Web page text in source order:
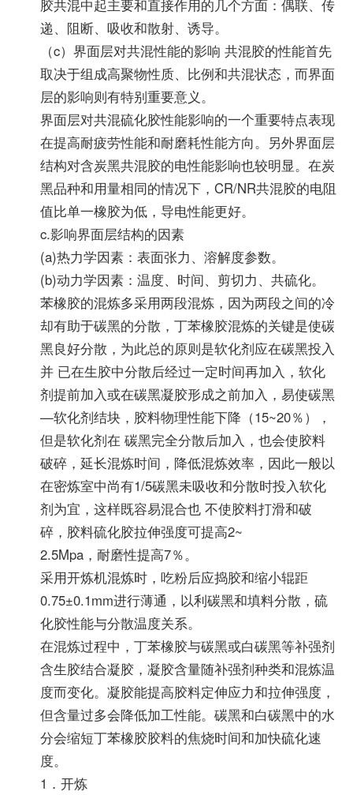
胶共混中起主要和直接作用的几个方面：偶联、传
递、阻断、吸收和散射、诱导。
（c）界面层对共混性能的影响 共混胶的性能首先
取决于组成高聚物性质、比例和共混状态，而界面
层的影响则有特别重要意义。
界面层对共混硫化胶性能影响的一个重要特点表现
在提高耐疲劳性能和耐磨耗性能方向。另外界面层
结构对含炭黑共混胶的电性能影响也较明显。在炭
黑品种和用量相同的情况下，CR/NR共混胶的电阻
值比单一橡胶为低，导电性能更好。
c.影响界面层结构的因素
(a)热力学因素：表面张力、溶解度参数。
(b)动力学因素：温度、时间、剪切力、共硫化。
苯橡胶的混炼多采用两段混炼，因为两段之间的冷
却有助于碳黑的分散，丁苯橡胶混炼的关键是使碳
黑良好分散，为此总的原则是软化剂应在碳黑投入
并 已在生胶中分散后经过一定时间再加入，软化
剂提前加入或在碳黑凝胶形成之前加入，易使碳黑
—软化剂结块，胶料物理性能下降（15~20％），
但是软化剂在 碳黑完全分散后加入，也会使胶料
破碎，延长混炼时间，降低混炼效率，因此一般以
在密炼室中尚有1/5碳黑未吸收和分散时投入软化
剂为宜，这样既容易混合也 不使胶料打滑和破
碎，胶料硫化胶拉伸强度可提高2~
2.5Mpa，耐磨性提高7％。
采用开炼机混炼时，吃粉后应捣胶和缩小辊距
0.75±0.1mm进行薄通，以利碳黑和填料分散，硫
化胶性能与分散温度关系。
在混炼过程中，丁苯橡胶与碳黑或白碳黑等补强剂
含生胶结合凝胶，凝胶含量随补强剂种类和混炼温
度而变化。凝胶能提高胶料定伸应力和拉伸强度，
但含量过多会降低加工性能。碳黑和白碳黑中的水
分会缩短丁苯橡胶胶料的焦烧时间和加快硫化速
度。
1．开炼